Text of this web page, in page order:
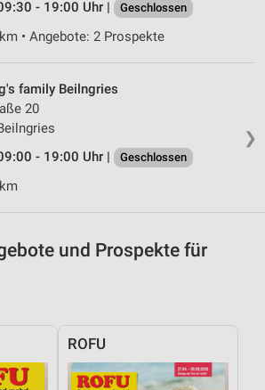
- 19:00 Uhr | Geschlossen
• Angebote: 2 Prospekte
❯
family Beilngries
20
- 19:00 Uhr |
Geschlossen
und Prospekte für
ROFU